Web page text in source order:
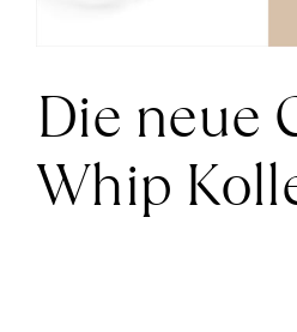
+43 (0)
Die neue
Whip